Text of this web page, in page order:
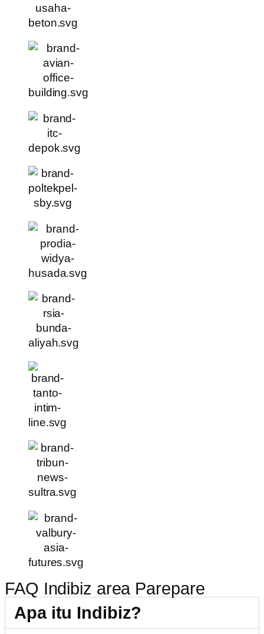
FAQ Indibiz area Parepare
Apa itu Indibiz?